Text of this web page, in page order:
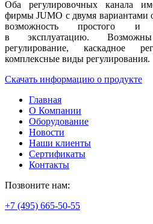
Оба регулировочных канала
фирмы JUMO с двумя вариантами
возможность простого и
в эксплуатацию.
регулирование, каскадное
комплексные виды регулирования.
Скачать информацию о продукте
Главная
О Компании
Оборудование
Новости
Наши клиенты
Сертификаты
Контакты
Позвоните нам:
+7 (495) 665-50-55